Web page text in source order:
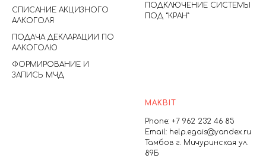
СПИСАНИЕ АКЦИЗНОГО
АЛКОГОЛЯ
ПОДАЧА ДЕКЛАРАЦИИ ПО
АЛКОГОЛЮ
ФОРМИРОВАНИЕ И
ЗАПИСЬ МЧД
ПОДКЛЮЧЕНИЕ СИСТЕМЫ
ПОД “КРАН”
MAKBIT
Phone: +7 962 232 46 85
Email: help.egais@yandex.ru
Тамбов г. Мичуринская ул.
89Б